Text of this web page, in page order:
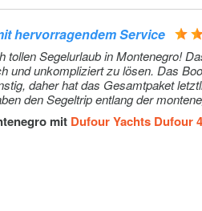
suitable in any case for
deposit of 500 € on
is mandatory in French
more powerful than
have the right powerboat
outboard. In case the needed
be possible to use this
(Vorauszahlung)
hervorragendem Service
tollen Segelurlaub in Montenegro!
und unkompliziert zu lösen. Das
daher hat das Gesamtpaket
den Segeltrip entlang der
Landschaften, tolles
mit Dufour Yachts Dufour